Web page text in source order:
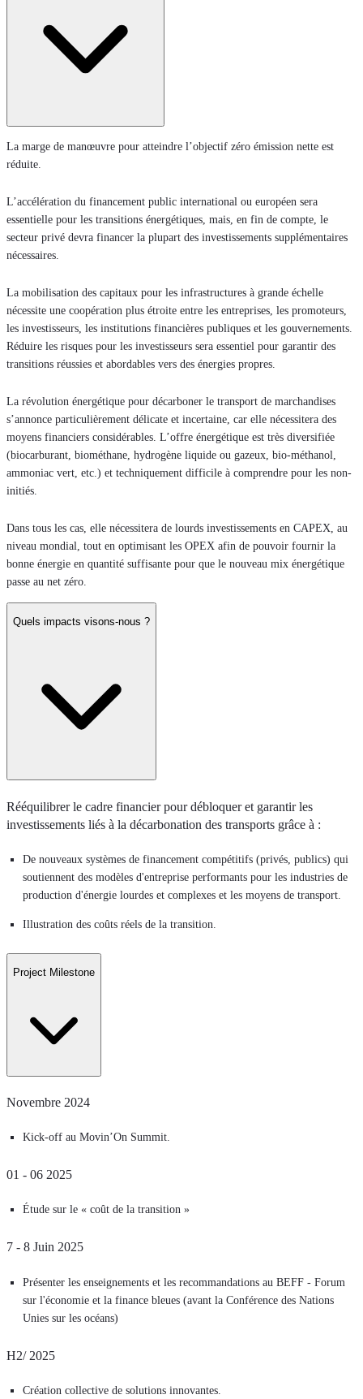
La marge de manœuvre pour atteindre l’objectif zéro émission nette est
réduite.
L’accélération du financement public international ou européen sera
essentielle pour les transitions énergétiques, mais, en fin de compte, le
secteur privé devra financer la plupart des investissements supplémentaires
nécessaires.
La mobilisation des capitaux pour les infrastructures à grande échelle
nécessite une coopération plus étroite entre les entreprises, les promoteurs,
les investisseurs, les institutions financières publiques et les gouvernements.
Réduire les risques pour les investisseurs sera essentiel pour garantir des
transitions réussies et abordables vers des énergies propres.
La révolution énergétique pour décarboner le transport de marchandises
s’annonce particulièrement délicate et incertaine, car elle nécessitera des
moyens financiers considérables. L’offre énergétique est très diversifiée
(biocarburant, biométhane, hydrogène liquide ou gazeux, bio-méthanol,
ammoniac vert, etc.) et techniquement difficile à comprendre pour les non-
initiés.
Dans tous les cas, elle nécessitera de lourds investissements en CAPEX, au
niveau mondial, tout en optimisant les OPEX afin de pouvoir fournir la
bonne énergie en quantité suffisante pour que le nouveau mix énergétique
passe au net zéro.
Quels impacts visons-nous ?
Rééquilibrer le cadre financier pour débloquer et garantir les
investissements liés à la décarbonation des transports grâce à :
De nouveaux systèmes de financement compétitifs (privés, publics) qui
soutiennent des modèles d'entreprise performants pour les industries de
production d'énergie lourdes et complexes et les moyens de transport.
Illustration des coûts réels de la transition.
Project Milestone
Novembre 2024
Kick-off au Movin’On Summit.
01 - 06 2025
Étude sur le « coût de la transition »
7 - 8 Juin 2025
Présenter les enseignements et les recommandations au BEFF - Forum
sur l'économie et la finance bleues (avant la Conférence des Nations
Unies sur les océans)
H2/ 2025
Création collective de solutions innovantes.